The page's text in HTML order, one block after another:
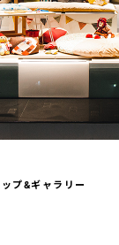
プ&ギャラリー